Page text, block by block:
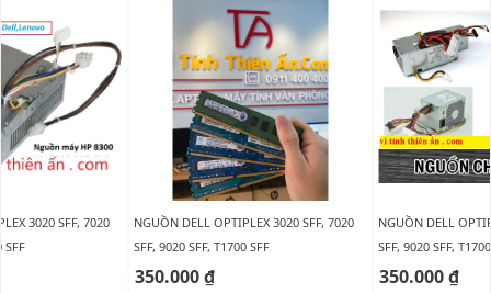
3020 SFF, 7020
SFF
NGUỒN DELL OPTIPLEX 3020 SFF, 7020
SFF, 9020 SFF, T1700 SFF
350.000 ₫
NGUỒN DELL
SFF, 9020 SFF,
350.000 ₫